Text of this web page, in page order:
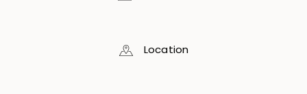
Location